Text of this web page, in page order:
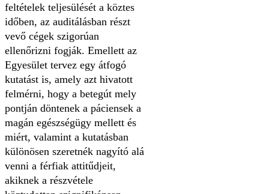
feltételek teljesülését a köztes
időben, az auditálásban részt
vevő cégek szigorúan
ellenőrizni fogják. Emellett az
Egyesület tervez egy átfogó
kutatást is, amely azt hivatott
felmérni, hogy a betegút mely
pontján döntenek a páciensek a
magán egészségügy mellett és
miért, valamint a kutatásban
különösen szeretnék nagyító alá
venni a férfiak attitűdjeit,
akiknek a részvétele